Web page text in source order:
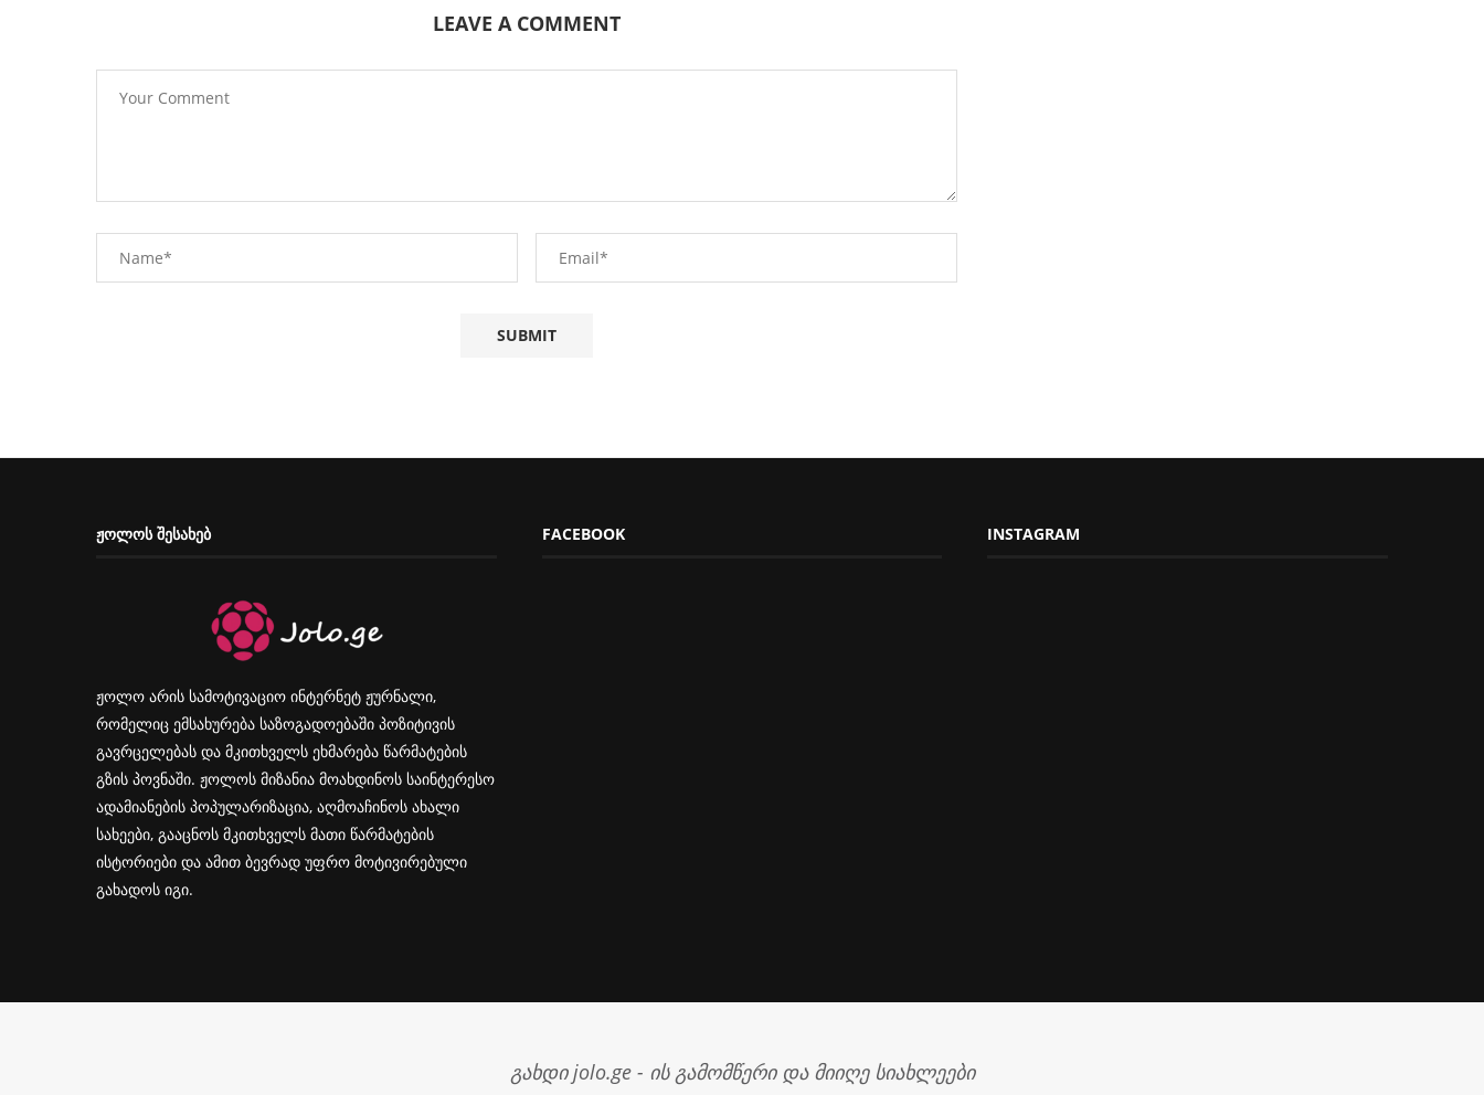
LEAVE A COMMENT
ᲟᲝᲚᲝᲡ ᲨᲔᲡᲐᲮᲔᲑ
ჟოლო არის სამოტივაციო ინტერნეტ ჟურნალი,
რომელიც ემსახურება საზოგადოებაში პოზიტივის
გავრცელებას და მკითხველს ეხმარება წარმატების
გზის პოვნაში. ჟოლოს მიზანია მოახდინოს საინტერესო
ადამიანების პოპულარიზაცია, აღმოაჩინოს ახალი
სახეები, გააცნოს მკითხველს მათი წარმატების
ისტორიები და ამით ბევრად უფრო მოტივირებული
გახადოს იგი.
FACEBOOK INSTAGRAM
გახდი jolo.ge - ის გამომწერი და მიიღე სიახლეები